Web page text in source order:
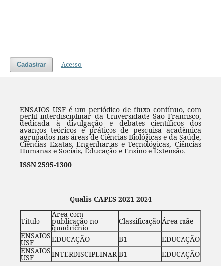
Cadastrar Acesso
ENSAIOS USF é um periódico de fluxo contínuo, com
perfil interdisciplinar da Universidade São Francisco,
dedicada à divulgação e debates científicos dos
avanços teóricos e práticos de pesquisa acadêmica
agrupados nas áreas de Ciências Biológicas e da Saúde,
Ciências Exatas, Engenharias e Tecnológicas, Ciências
Humanas e Sociais, Educação e Ensino e Extensão.
ISSN 2595-1300
Qualis CAPES 2021-2024
Título
Área com
publicação no
quadriênio
ClassificaçãoÁrea mãe
ENSAIOS
USF EDUCAÇÃO B1
EDUCAÇÃO
ENSAIOS
USF INTERDISCIPLINAR B1 EDUCAÇÃO